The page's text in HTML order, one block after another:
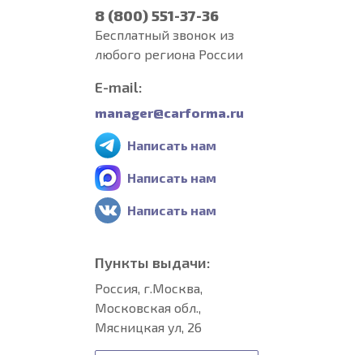
8 (800) 551-37-36
Бесплатный звонок из
любого региона России
E-mail:
manager@carforma.ru
Написать нам
Написать нам
Написать нам
Пункты выдачи:
Россия, г.Москва,
Московская обл.,
Мясницкая ул, 26